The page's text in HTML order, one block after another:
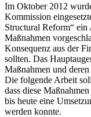
Im Oktober 2012
Kommission
Structural Reform“
Maßnahmen
Konsequenz aus der
sollten. Das
Maßnahmen und
Die folgende Arbeit
dass diese
bis heute eine
werden konnte.